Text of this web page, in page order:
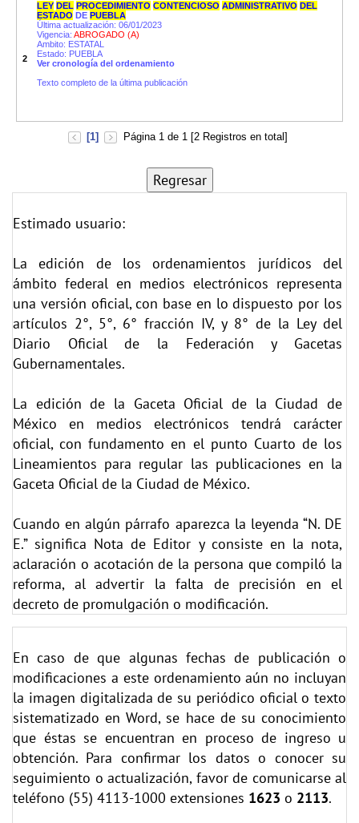
2
LEY DEL PROCEDIMIENTO CONTENCIOSO ADMINISTRATIVO DEL
ESTADO DE PUEBLA
Última actualización: 06/01/2023
Vigencia: ABROGADO (A)
Ambito: ESTATAL
Estado: PUEBLA
Ver cronología del ordenamiento
Texto completo de la última publicación
[1] Página 1 de 1 [2 Registros en total]
Estimado usuario:
La edición de los ordenamientos jurídicos del
ámbito federal en medios electrónicos representa
una versión oficial, con base en lo dispuesto por los
artículos 2°, 5°, 6° fracción IV, y 8° de la Ley del
Diario Oficial de la Federación y Gacetas
Gubernamentales.
La edición de la Gaceta Oficial de la Ciudad de
México en medios electrónicos tendrá carácter
oficial, con fundamento en el punto Cuarto de los
Lineamientos para regular las publicaciones en la
Gaceta Oficial de la Ciudad de México.
Cuando en algún párrafo aparezca la leyenda “N. DE
E.” significa Nota de Editor y consiste en la nota,
aclaración o acotación de la persona que compiló la
reforma, al advertir la falta de precisión en el
decreto de promulgación o modificación.
En caso de que algunas fechas de publicación o
modificaciones a este ordenamiento aún no incluyan
la imagen digitalizada de su periódico oficial o texto
sistematizado en Word, se hace de su conocimiento
que éstas se encuentran en proceso de ingreso u
obtención. Para confirmar los datos o conocer su
seguimiento o actualización, favor de comunicarse al
teléfono (55) 4113-1000 extensiones 1623 o 2113.